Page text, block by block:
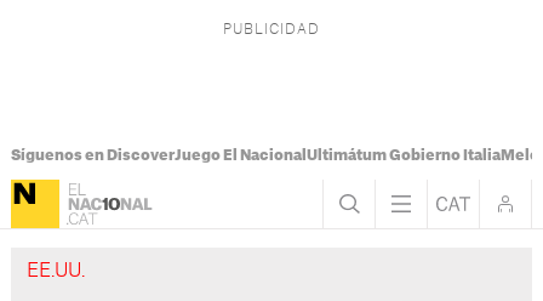
Síguenos en DiscoverJuego El Nacional Ultimátum Gobierno Italia
EE.UU.